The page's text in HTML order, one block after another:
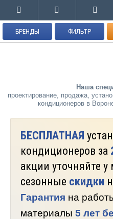
Наша
проектирование, продажа,
кондиционеров в
БРЕНДЫ ФИЛЬТР
БЕСПЛАТНАЯ
кондиционеров за
акции уточняйте
сезонные скидки
Гарантия на
материалы 5 лет